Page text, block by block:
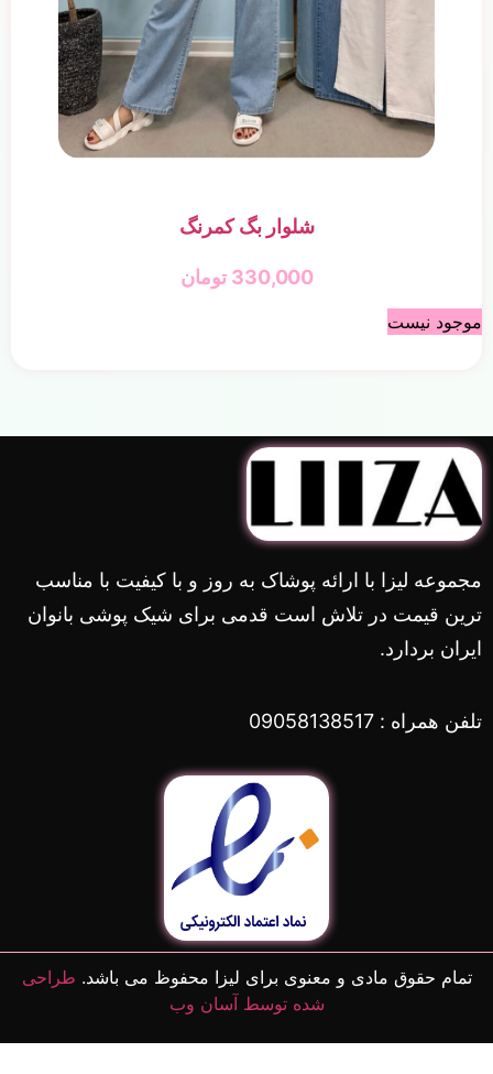
شلوار بگ کمرنگ
330,000 تومان
موجود نیست
مجموعه لیزا با ارائه پوشاک به روز و با کیفیت با مناسب
ترین قیمت در تلاش است قدمی برای شیک پوشی بانوان
ایران بردارد.
تلفن همراه : 09058138517
تمام حقوق مادی و معنوی برای لیزا محفوظ می باشد. طراحی
شده توسط آسان وب